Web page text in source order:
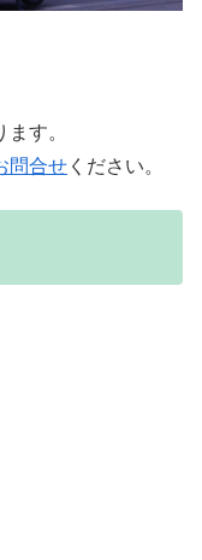
す。
問合せ ください。